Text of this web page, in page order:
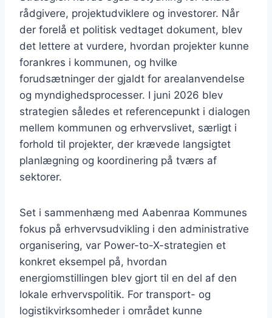
rådgivere, projektudviklere og investorer. Når
der forelå et politisk vedtaget dokument, blev
det lettere at vurdere, hvordan projekter kunne
forankres i kommunen, og hvilke
forudsætninger der gjaldt for arealanvendelse
og myndighedsprocesser. I juni 2026 blev
strategien således et referencepunkt i dialogen
mellem kommunen og erhvervslivet, særligt i
forhold til projekter, der krævede langsigtet
planlægning og koordinering på tværs af
sektorer.
Set i sammenhæng med Aabenraa Kommunes
fokus på erhvervsudvikling i den administrative
organisering, var Power-to-X-strategien et
konkret eksempel på, hvordan
energiomstillingen blev gjort til en del af den
lokale erhvervspolitik. For transport- og
logistikvirksomheder i området kunne